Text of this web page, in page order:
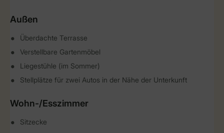
Außen
Überdachte Terrasse
Verstellbare Gartenmöbel
Liegestühle (im Sommer)
Stellplätze für zwei Autos in der Nähe der Unterkunft
Wohn-/Esszimmer
Sitzecke